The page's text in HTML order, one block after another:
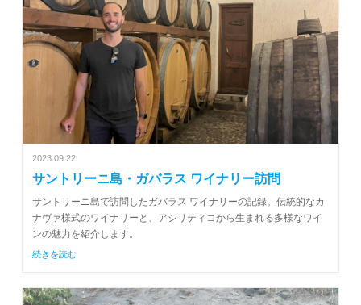
2023.09.22
サントリーニ島・ガバラス ワイナリー訪問
サントリーニ島で訪問したガバラス ワイナリーの記録。伝統的なカ
ナヴァ様式のワイナリーと、アシリティコから生まれる多様なワイ
ンの魅力を紹介します。
続きを読む